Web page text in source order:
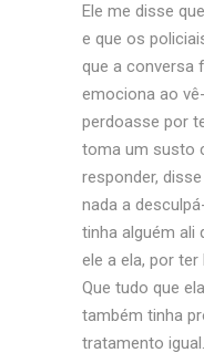
Ele me disse
e que os
que a conversa
emociona ao
perdoasse por
toma um susto
responder,
nada a
tinha alguém ali
ele a ela, por
Que tudo que
também tinha
tratamento igual.